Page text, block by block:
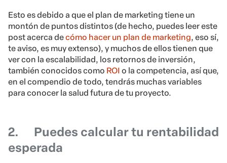
Esto es debido a que el plan de marketing tiene un
montón de puntos distintos (de hecho, puedes leer este
post acerca decómo hacer un plan de marketing, eso sí,
te aviso, es muy extenso), y muchos de ellos tienen que
ver con la escalabilidad, los retornos de inversión,
también conocidos como ROI o la competencia, así que,
en el compendio de todo, tendrás muchas variables
para conocer la salud futura de tu proyecto.
2.
Puedes calcular tu rentabilidad
esperada